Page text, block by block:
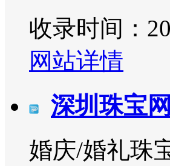
收录时间：
网站详情
深圳珠宝网
婚庆/婚礼珠